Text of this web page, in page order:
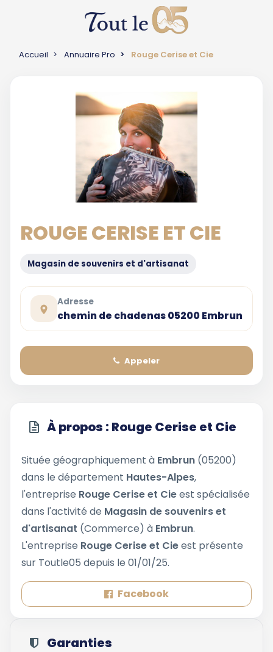
Accueil Annuaire Pro Rouge Cerise et Cie
ROUGE CERISE ET CIE
Magasin de souvenirs et d'artisanat
Adresse
chemin de chadenas 05200 Embrun
Appeler
À propos : Rouge Cerise et Cie
Située géographiquement à Embrun (05200)
dans le département Hautes-Alpes,
l'entreprise Rouge Cerise et Cieest spécialisée
dans l'activité de Magasin de souvenirs et
d'artisanat (Commerce) à Embrun.
L'entreprise Rouge Cerise et Cieest présente
sur Toutle05 depuis le 01/01/25.
Facebook
Garanties